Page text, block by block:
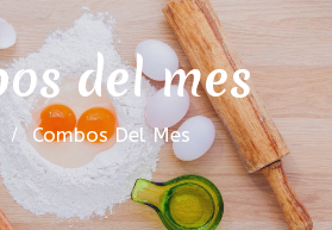
del mes
Combos Del Mes